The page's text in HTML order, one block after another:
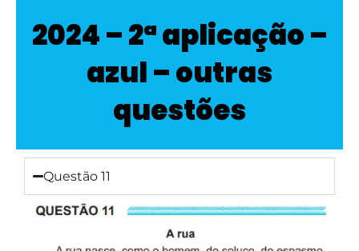
2024 – 2ª aplicação –
azul – outras
questões
Questão 11